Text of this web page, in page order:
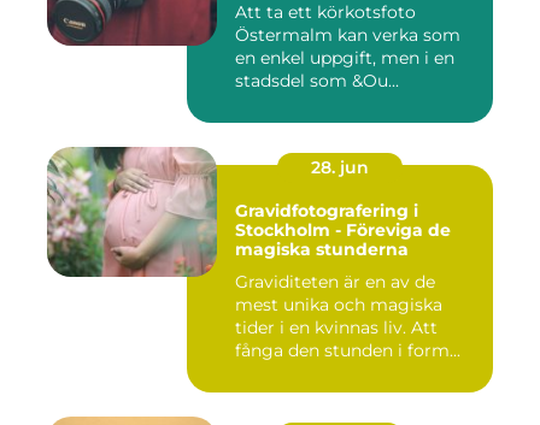
Att ta ett körkotsfoto
Östermalm kan verka som
en enkel uppgift, men i en
stadsdel som &Ou...
28. jun
Gravidfotografering i
Stockholm - Föreviga de
magiska stunderna
Graviditeten är en av de
mest unika och magiska
tider i en kvinnas liv. Att
fånga den stunden i form...